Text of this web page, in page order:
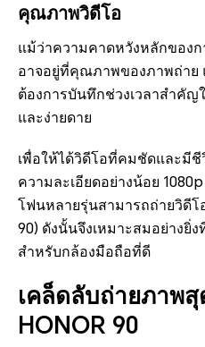
คุณภาพวิดีโอ
แม้ว่าความคาดหวังหลักของ
อาจอยู่ที่คุณภาพของภาพถ่า
ต้องการบันทึกช่วงเวลาสำคัญ
และง่ายดาย
เพื่อให้ได้วิดีโอที่คมชัดและมี
ความละเอียดอย่างน้อย
โฟนหลายรุ่นสามารถถ่ายวิดีโ
90) ดังนั้นจึงเหมาะสมอย่างยิ่
สำหรับกล้องมือถือที่ดี
เคล็ดลับถ่ายภาพ
HONOR 90